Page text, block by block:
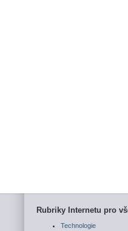
Rubriky Internetu pro
Technologie